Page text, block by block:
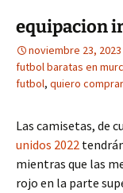
equipacion
noviembre 23, 2023
futbol baratas en
futbol, quiero
Las camisetas, de
unidos 2022
mientras que las
rojo en la parte